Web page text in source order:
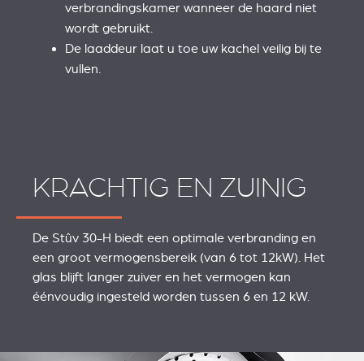
verbrandingskamer wanneer de haard niet
wordt gebruikt.
De laaddeur laat u toe uw kachel veilig bij te
vullen.
KRACHTIG EN ZUINIG
De Stûv 30-H biedt een optimale verbranding en
een groot vermogensbereik (van 6 tot 12kW). Het
glas blijft langer zuiver en het vermogen kan
éénvoudig ingesteld worden tussen 6 en 12 kW.